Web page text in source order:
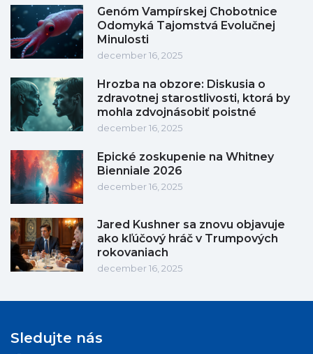
Genóm Vampírskej Chobotnice
Odomyká Tajomstvá Evolučnej
Minulosti
december 16, 2025
Hrozba na obzore: Diskusia o
zdravotnej starostlivosti, ktorá by
mohla zdvojnásobiť poistné
december 16, 2025
Epické zoskupenie na Whitney
Bienniale 2026
december 16, 2025
Jared Kushner sa znovu objavuje
ako kľúčový hráč v Trumpových
rokovaniach
december 16, 2025
Sledujte nás